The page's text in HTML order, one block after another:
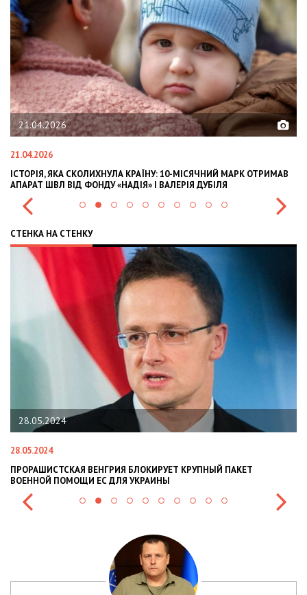
21.04.2026
21.04.2026
ІСТОРІЯ, ЯКА СКОЛИХНУЛА КРАЇНУ: 10-МІСЯЧНИЙ МАРК ОТРИМАВ
АПАРАТ ШВЛ ВІД ФОНДУ «НАДІЯ» І ВАЛЕРІЯ ДУБІЛЯ
СТЕНКА НА СТЕНКУ
28.05.2024
28.05.2024
ПРОРАШИСТСКАЯ ВЕНГРИЯ БЛОКИРУЕТ КРУПНЫЙ ПАКЕТ
ВОЕННОЙ ПОМОЩИ ЕС ДЛЯ УКРАИНЫ